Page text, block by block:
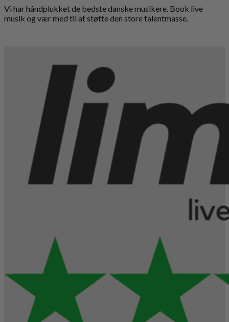
Vi har håndplukket de bedste danske musikere. Book live
musik og vær med til at støtte den store talentmasse.